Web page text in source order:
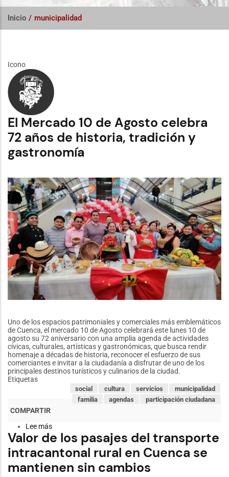
Inicio / municipalidad
Icono
El Mercado 10 de Agosto celebra
72 años de historia, tradición y
gastronomía
Uno de los espacios patrimoniales y comerciales más emblemáticos
de Cuenca, el mercado 10 de Agosto celebrará este lunes 10 de
agosto su 72 aniversario con una amplia agenda de actividades
cívicas, culturales, artísticas y gastronómicas, que busca rendir
homenaje a décadas de historia, reconocer el esfuerzo de sus
comerciantes e invitar a la ciudadanía a disfrutar de uno de los
principales destinos turísticos y culinarios de la ciudad.
Etiquetas
municipalidad
servicios
cultura
social
participación ciudadana
agendas
familia
Lee más
El
Mercado
10
de
Agosto
Valor de los pasajes del transporte
intracantonal rural en Cuenca se
mantienen sin cambios